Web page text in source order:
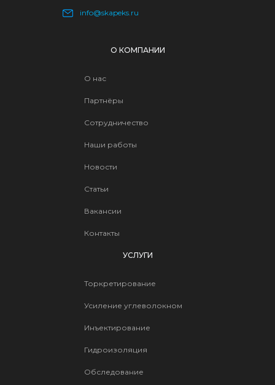
info@skapeks.ru
О КОМПАНИИ
О нас
Партнёры
Сотрудничество
Наши работы
Новости
Статьи
Вакансии
Контакты
УСЛУГИ
Торкретирование
Усиление углеволокном
Инъектирование
Гидроизоляция
Обследование